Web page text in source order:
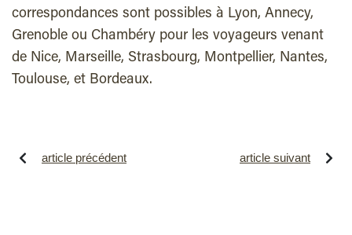
correspondances sont possibles à Lyon, Annecy,
Grenoble ou Chambéry pour les voyageurs venant
de Nice, Marseille, Strasbourg, Montpellier, Nantes,
Toulouse, et Bordeaux.
article précédent article suivant